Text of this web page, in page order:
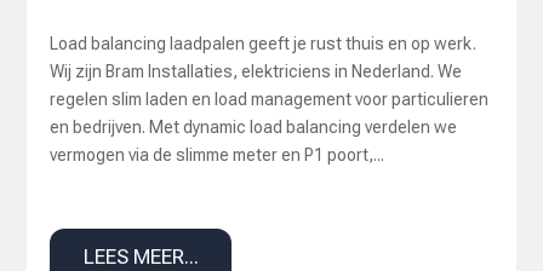
Load balancing laadpalen geeft je rust thuis en op werk.
Wij zijn Bram Installaties, elektriciens in Nederland. We
regelen slim laden en load management voor particulieren
en bedrijven. Met dynamic load balancing verdelen we
vermogen via de slimme meter en P1 poort,...
LEES MEER...